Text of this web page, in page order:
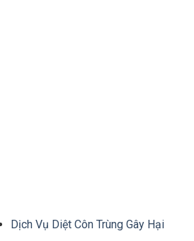
Dịch Vụ Diệt Côn Trùng Gây Hại